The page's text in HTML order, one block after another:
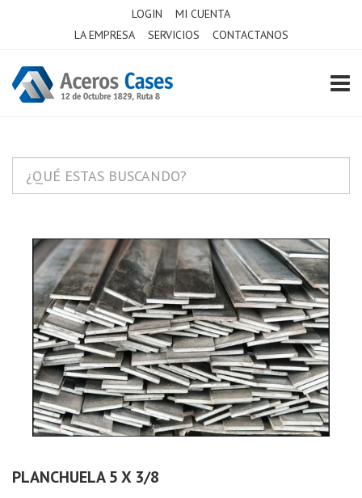
LOGIN
MI CUENTA
LA EMPRESA
SERVICIOS CONTACTANOS
PLANCHUELA 5 X 3/8